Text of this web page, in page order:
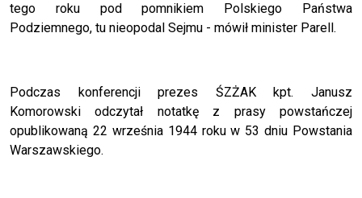
tego roku pod pomnikiem Polskiego Państwa
Podziemnego, tu nieopodal Sejmu - mówił minister Parell.
Podczas konferencji prezes ŚZŻAK kpt. Janusz
Komorowski odczytał notatkę z prasy powstańczej
opublikowaną 22 września 1944 roku w 53 dniu Powstania
Warszawskiego.